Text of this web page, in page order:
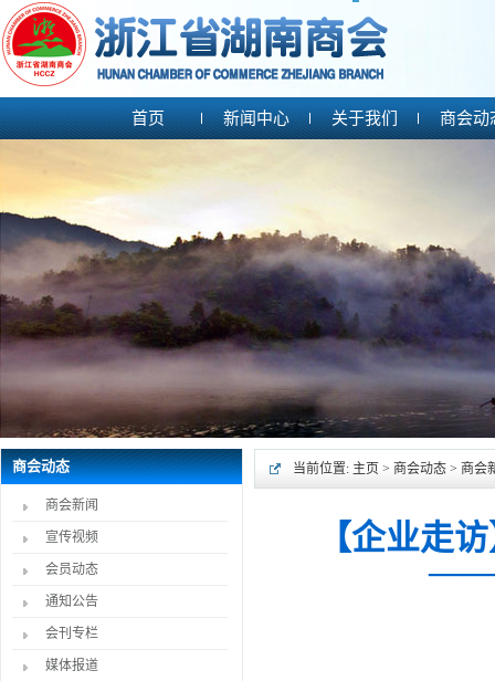
首页 新闻中心 关于我们 商会动
商会动态
商会新闻
宣传视频
会员动态
通知公告
会刊专栏
媒体报道
当前位置: 主页 > 商会动态 > 商会
【企业走
——